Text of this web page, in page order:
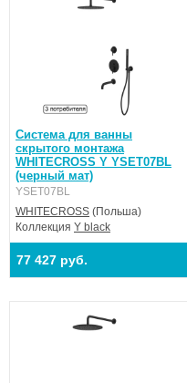
Система для ванны
скрытого монтажа
WHITECROSS Y YSET07BL
(черный мат)
YSET07BL
WHITECROSS (Польша)
Коллекция Y black
77 427 руб.